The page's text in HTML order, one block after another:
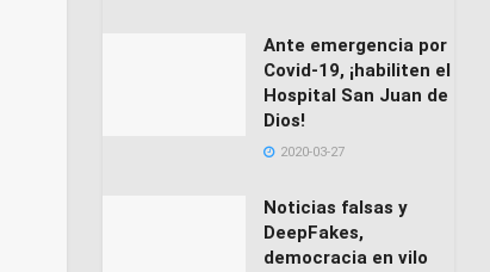
Ante emergencia por
Covid-19, ¡habiliten el
Hospital San Juan de
Dios!
2020-03-27
Noticias falsas y
DeepFakes,
democracia en vilo